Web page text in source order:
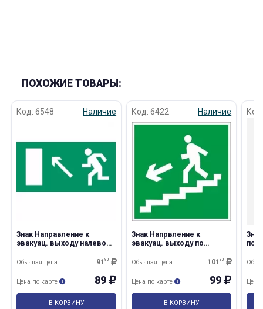
ПОХОЖИЕ ТОВАРЫ:
Код: 6548 Наличие
Знак Направление к
эвакуац. выходу налево
9190
Обычная цена
89
Цена по карте
В КОРЗИНУ
Код: 6422 Наличие
Знак Напрвление к
эвакуац. выходу по
200*200 пленка
10190
Обычная цена
99
Цена по карте
В КОРЗИНУ
по
Цена
раз в 2 недели